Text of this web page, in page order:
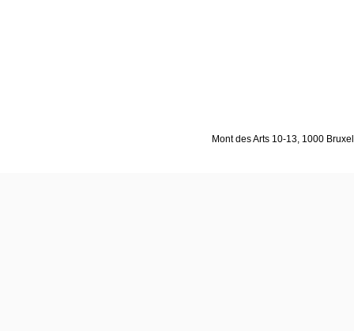
Mont des Arts 10-13, 1000